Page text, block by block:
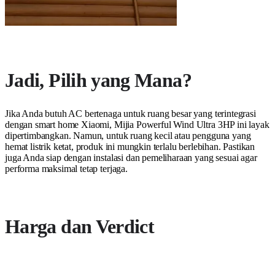
Jadi, Pilih yang Mana?
Jika Anda butuh AC bertenaga untuk ruang besar yang terintegrasi
dengan smart home Xiaomi, Mijia Powerful Wind Ultra 3HP ini layak
dipertimbangkan. Namun, untuk ruang kecil atau pengguna yang
hemat listrik ketat, produk ini mungkin terlalu berlebihan. Pastikan
juga Anda siap dengan instalasi dan pemeliharaan yang sesuai agar
performa maksimal tetap terjaga.
Harga dan Verdict